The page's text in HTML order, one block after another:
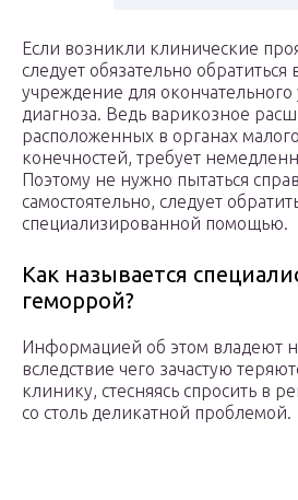
Если возникли клинические
следует обязательно обратиться
учреждение для окончательного
диагноза. Ведь варикозное
расположенных в органах
конечностей, требует
Поэтому не нужно пытаться
самостоятельно, следует
специализированной помощью.
Как называется
геморрой?
Информацией об этом владеют
вследствие чего зачастую
клинику, стесняясь спросить в
со столь деликатной проблемой.